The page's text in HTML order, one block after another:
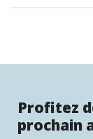
Profitez
prochain